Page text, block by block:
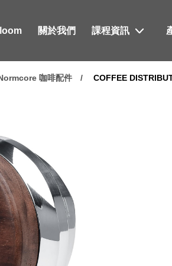
關於我們 課程資訊
咖啡配件 COFFEE